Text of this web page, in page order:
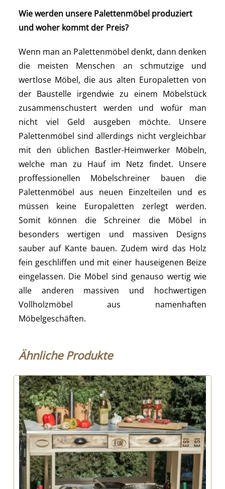
Wie werden unsere Palettenmöbel produziert
und woher kommt der Preis?
Wenn man an Palettenmöbel denkt, dann denken
die meisten Menschen an schmutzige und
wertlose Möbel, die aus alten Europaletten von
der Baustelle irgendwie zu einem Möbelstück
zusammenschustert werden und wofür man
nicht viel Geld ausgeben möchte. Unsere
Palettenmöbel sind allerdings nicht vergleichbar
mit den üblichen Bastler-Heimwerker Möbeln,
welche man zu Hauf im Netz findet. Unsere
proffessionellen Möbelschreiner bauen die
Palettenmöbel aus neuen Einzelteilen und es
müssen keine Europaletten zerlegt werden.
Somit können die Schreiner die Möbel in
besonders wertigen und massiven Designs
sauber auf Kante bauen. Zudem wird das Holz
fein geschliffen und mit einer hauseigenen Beize
eingelassen. Die Möbel sind genauso wertig wie
alle anderen massiven und hochwertigen
Vollholzmöbel aus namenhaften
Möbelgeschäften.
Ähnliche Produkte